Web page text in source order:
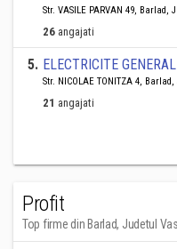
Str. VASILE PARVAN 49, Barlad,
26 angajati
5. ELECTRICITE
Str. NICOLAE TONITZA 4,
21 angajati
Profit
Top firme din Barlad, Judetul